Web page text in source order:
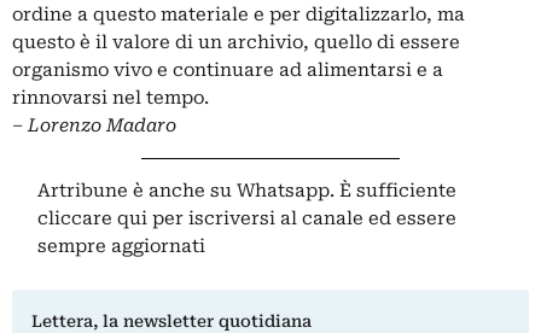
ordine a questo materiale e per digitalizzarlo, ma
questo è il valore di un archivio, quello di essere
organismo vivo e continuare ad alimentarsi e a
rinnovarsi nel tempo.
– Lorenzo Madaro
Artribune è anche su Whatsapp. È sufficiente
cliccare qui per iscriversi al canale ed essere
sempre aggiornati
Lettera, la newsletter quotidiana